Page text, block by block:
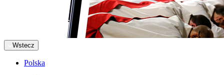
Wstecz
Polska